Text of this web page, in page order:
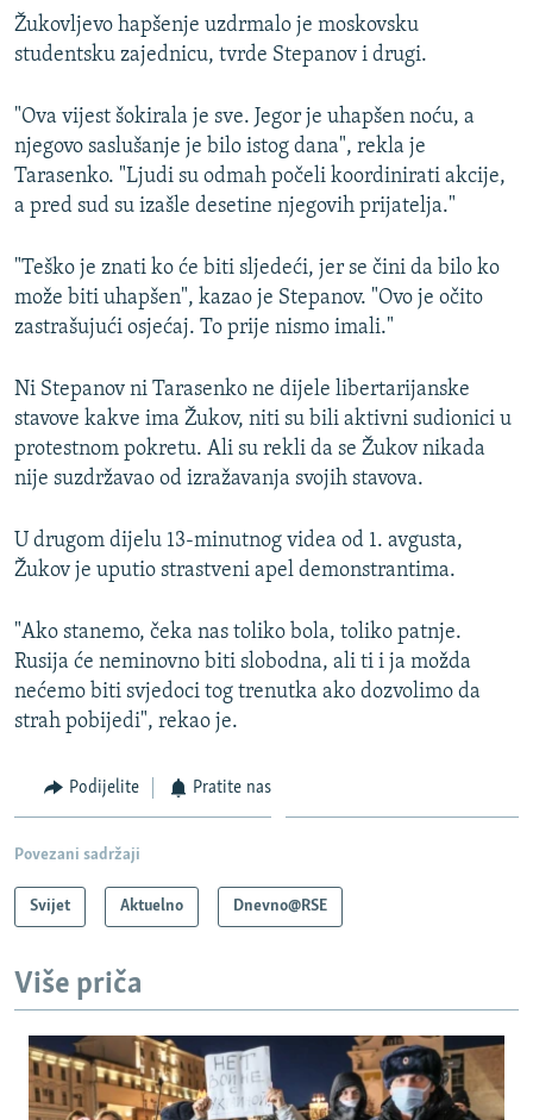
Žukovljevo hapšenje uzdrmalo je moskovsku
studentsku zajednicu, tvrde Stepanov i drugi.
"Ova vijest šokirala je sve. Jegor je uhapšen noću, a
njegovo saslušanje je bilo istog dana", rekla je
Tarasenko. "Ljudi su odmah počeli koordinirati akcije,
a pred sud su izašle desetine njegovih prijatelja."
"Teško je znati ko će biti sljedeći, jer se čini da bilo ko
može biti uhapšen", kazao je Stepanov. "Ovo je očito
zastrašujući osjećaj. To prije nismo imali."
Ni Stepanov ni Tarasenko ne dijele libertarijanske
stavove kakve ima Žukov, niti su bili aktivni sudionici u
protestnom pokretu. Ali su rekli da se Žukov nikada
nije suzdržavao od izražavanja svojih stavova.
U drugom dijelu 13-minutnog videa od 1. avgusta,
Žukov je uputio strastveni apel demonstrantima.
"Ako stanemo, čeka nas toliko bola, toliko patnje.
Rusija će neminovno biti slobodna, ali ti i ja možda
nećemo biti svjedoci tog trenutka ako dozvolimo da
strah pobijedi", rekao je.
Podijelite Pratite nas
Povezani sadržaji
Svijet Aktuelno Dnevno@RSE
Više priča